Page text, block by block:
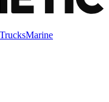
Marine